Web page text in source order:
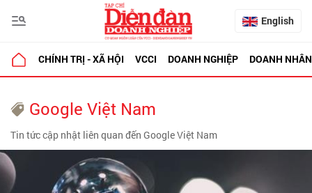
English
CHÍNH TRỊ - XÃ HỘI VCCI DOANH NGHIỆP DOANH NHÂN
Google Việt Nam
Tin tức cập nhật liên quan đến Google Việt Nam